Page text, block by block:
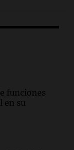
funciones
en su